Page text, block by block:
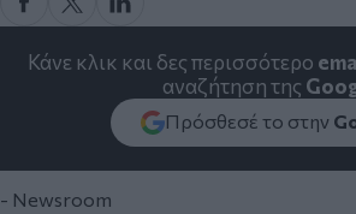
Κάνε κλικ και δες περισσότερο
αναζήτηση της
Πρόσθεσέ το στην
- Newsroom